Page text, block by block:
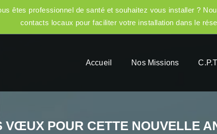
êtes professionnel de santé et souhaitez vous installer ?
contacts locaux pour faciliter votre installation dans le
Accueil Nos Missions
VŒUX POUR CETTE NOUVELLE